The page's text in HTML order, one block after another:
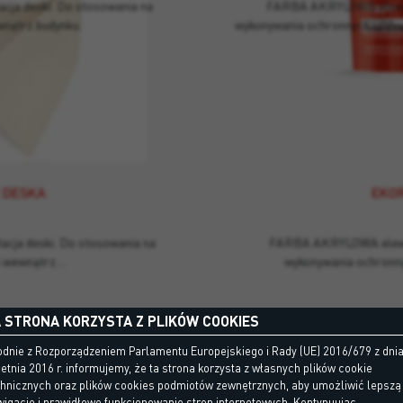
deski. Do stosowania na
wewnątrz…
deski. Do stosowania na
budynku.
FARBA AKRYLOWA
wykonywania
FARBA AKRYLOWA
wykonywania ochronnych i
STRONA KORZYSTA Z PLIKÓW COOKIES
z Rozporządzeniem Parlamentu Europejskiego i Rady (UE) 2016/679 z
2016 r. informujemy, że ta strona korzysta z własnych plików cookie
oraz plików cookies podmiotów zewnętrznych, aby umożliwić lepszą